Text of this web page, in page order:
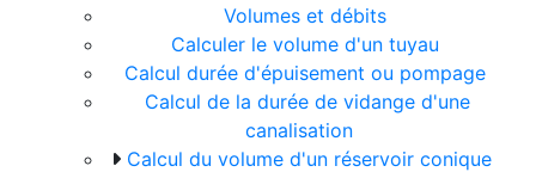
Volumes et débits
Calculer le volume d'un tuyau
Calcul durée d'épuisement ou pompage
Calcul de la durée de vidange d'une
canalisation
Calcul du volume d'un réservoir conique